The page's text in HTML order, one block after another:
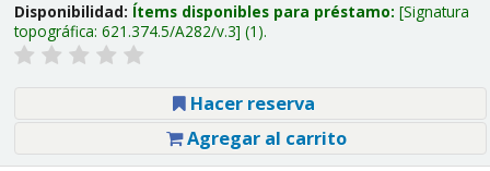
Disponibilidad: Ítems disponibles para préstamo: Signatura
topográfica: 621.374.5/A282/v.3 (1).
Hacer reserva
Agregar al carrito